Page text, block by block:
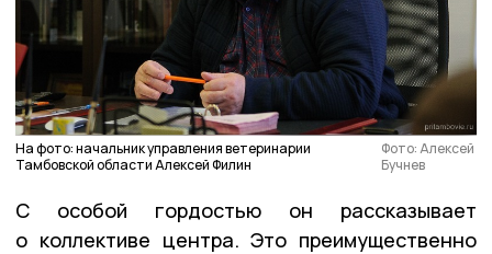
На фото: начальник управления ветеринарии
Тамбовской области Алексей Филин
Фото: Алексей
Бучнев
С особой гордостью он рассказывает
о коллективе центра. Это преимущественно